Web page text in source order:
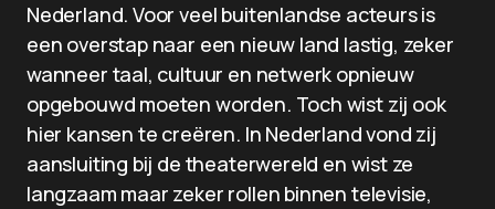
Nederland. Voor veel buitenlandse acteurs is
een overstap naar een nieuw land lastig, zeker
wanneer taal, cultuur en netwerk opnieuw
opgebouwd moeten worden. Toch wist zij ook
hier kansen te creëren. In Nederland vond zij
aansluiting bij de theaterwereld en wist ze
langzaam maar zeker rollen binnen televisie,